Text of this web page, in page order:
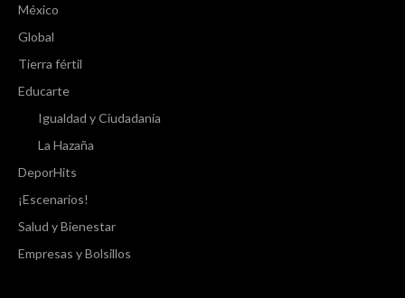
México
Global
Tierra fértil
Educarte
Igualdad y Ciudadanía
La Hazaña
DeporHits
¡Escenarios!
Salud y Bienestar
Empresas y Bolsillos